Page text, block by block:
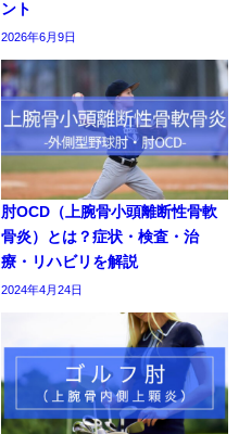
ント
2026年6月9日
肘OCD（上腕骨小頭離断性骨軟
骨炎）とは？症状・検査・治
療・リハビリを解説
2024年4月24日